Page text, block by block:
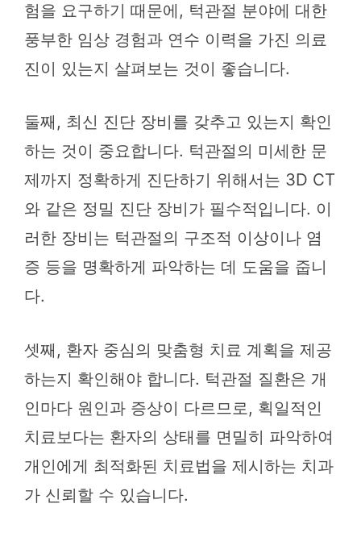
험을 요구하기 때문에, 턱관절 분야에 대한
풍부한 임상 경험과 연수 이력을 가진 의료
진이 있는지 살펴보는 것이 좋습니다.
둘째, 최신 진단 장비를 갖추고 있는지 확인
하는 것이 중요합니다. 턱관절의 미세한 문
제까지 정확하게 진단하기 위해서는 3D CT
와 같은 정밀 진단 장비가 필수적입니다. 이
러한 장비는 턱관절의 구조적 이상이나 염
증 등을 명확하게 파악하는 데 도움을 줍니
다.
셋째, 환자 중심의 맞춤형 치료 계획을 제공
하는지 확인해야 합니다. 턱관절 질환은 개
인마다 원인과 증상이 다르므로, 획일적인
치료보다는 환자의 상태를 면밀히 파악하여
개인에게 최적화된 치료법을 제시하는 치과
가 신뢰할 수 있습니다.